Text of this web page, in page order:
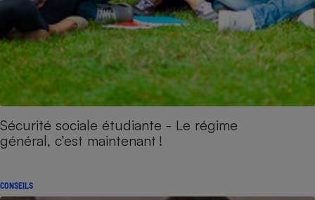
Sécurité sociale étudiante - Le régime
général, c’est maintenant !
CONSEILS